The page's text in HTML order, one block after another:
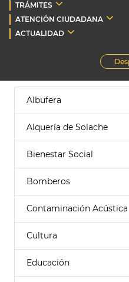
TRÁMITES
ATENCIÓN CIUDADANA
ACTUALIDAD
Albufera
Alquería de Solache
Bienestar Social
Bomberos
Contaminación Acústica
Cultura
Educación